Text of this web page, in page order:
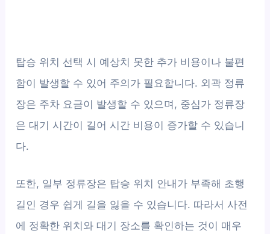
탑승 위치 선택 시 예상치 못한 추가 비용이나 불편
함이 발생할 수 있어 주의가 필요합니다. 외곽 정류
장은 주차 요금이 발생할 수 있으며, 중심가 정류장
은 대기 시간이 길어 시간 비용이 증가할 수 있습니
다.
또한, 일부 정류장은 탑승 위치 안내가 부족해 초행
길인 경우 쉽게 길을 잃을 수 있습니다. 따라서 사전
에 정확한 위치와 대기 장소를 확인하는 것이 매우